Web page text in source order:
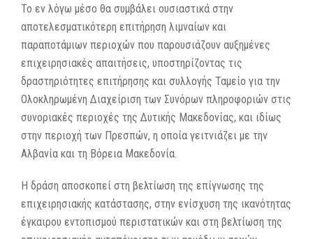
Το εν λόγω μέσο θα συμβάλει ουσιαστικά στην
αποτελεσματικότερη επιτήρηση λιμναίων και
παραποτάμιων περιοχών που παρουσιάζουν αυξημένες
επιχειρησιακές απαιτήσεις, υποστηρίζοντας τις
δραστηριότητες επιτήρησης και συλλογής Ταμείο για την
Ολοκληρωμένη Διαχείριση των Συνόρων πληροφοριών στις
συνοριακές περιοχές της Δυτικής Μακεδονίας, και ιδίως
στην περιοχή των Πρεσπών, η οποία γειτνιάζει με την
Αλβανία και τη Βόρεια Μακεδονία.
Η δράση αποσκοπεί στη βελτίωση της επίγνωσης της
επιχειρησιακής κατάστασης, στην ενίσχυση της ικανότητας
έγκαιρου εντοπισμού περιστατικών και στη βελτίωση της